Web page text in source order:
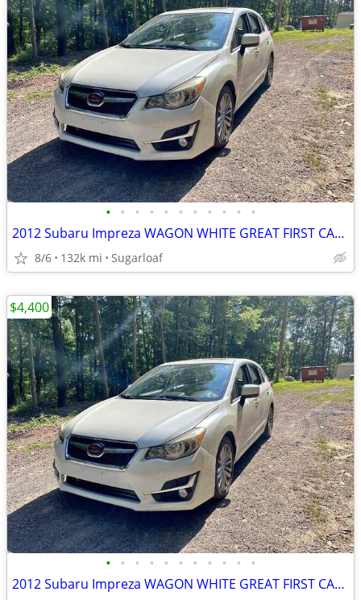
• • • • • • • • • • •
2012 Subaru Impreza WAGON WHITE GREAT FIRST CAR AWD GREAT ON GAS L@@K
8/6 132k mi Sugarloaf
• • • • • • • • • • •
2012 Subaru Impreza WAGON WHITE GREAT FIRST CAR AWD GREAT ON GAS L@@K
$4,400